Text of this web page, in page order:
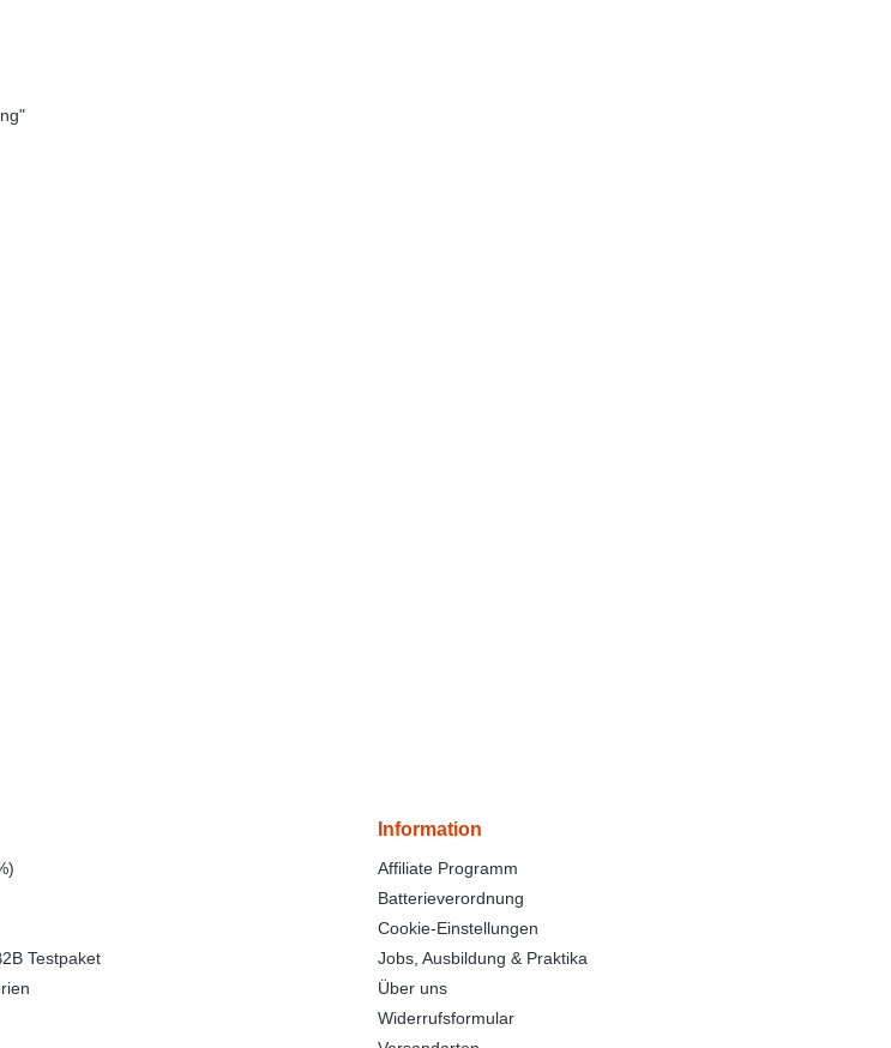
Testpaket
Information
Affiliate Programm
Batterieverordnung
Cookie-Einstellungen
Jobs, Ausbildung & Praktika
Über uns
Widerrufsformular